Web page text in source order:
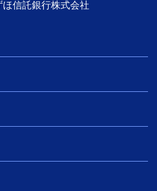
信託銀行株式会社